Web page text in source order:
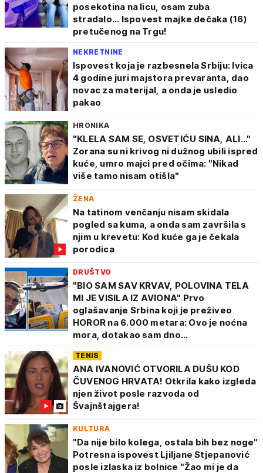
posekotina na licu, osam zuba
stradalo... Ispovest majke dečaka (16)
pretučenog na Trgu!
NEKRETNINE
Ispovest koja je razbesnela Srbiju: Ivica
4 godine juri majstora prevaranta, dao
novac za materijal, a onda je usledio
pakao
HRONIKA
"KLELA SAM SE, OSVETIĆU SINA, ALI..."
Zorana su ni krivog ni dužnog ubili ispred
kuće, umro majci pred očima: "Nikad
više tamo nisam otišla"
ŽENA
Na tatinom venčanju nisam skidala
pogled sa kuma, a onda sam završila s
njim u krevetu: Kod kuće ga je čekala
porodica
DRUŠTVO
"BIO SAM SAV KRVAV, POLOVINA TELA
MI JE VISILA IZ AVIONA" Prvo
oglašavanje Srbina koji je preživeo
HOROR na 6.000 metara: Ovo je noćna
mora, dotakao sam dno...
TENIS
ANA IVANOVIĆ OTVORILA DUŠU KOD
ČUVENOG HRVATA! Otkrila kako izgleda
njen život posle razvoda od
Švajnštajgera!
KULTURA
"Da nije bilo kolega, ostala bih bez noge"
Potresna ispovest Ljiljane Stjepanović
posle izlaska iz bolnice "Žao mi je da